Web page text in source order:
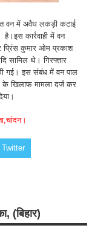
वन में अवैध लकड़ी कटाई
कार्रवाही में वन
प्रिंस कुमार ओम प्रकाश
सामिल थे। गिरफ्तार
गई। इस संबंध में वन पाल
के खिलाफ मामला दर्ज कर
(बिहार)